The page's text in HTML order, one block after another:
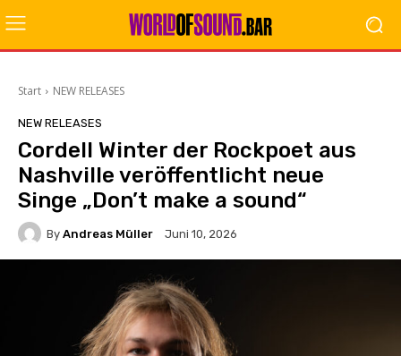
Start NEW RELEASES
NEW RELEASES
Cordell Winter der Rockpoet aus
Nashville veröffentlicht neue
Singe „Don’t make a sound“
By Andreas Müller Juni 10, 2026